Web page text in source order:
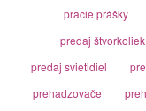
pracie prášky
predaj štvorkoliek
predaj svietidiel
prehadzovače